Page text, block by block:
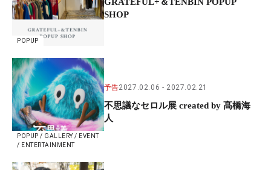
POPUP
SHOP
POPUP / GALLERY / EVENT
/ ENTERTAINMENT
予告2027.02.06 2027.02.21
不思議なセロル展 created by 髙橋海
人